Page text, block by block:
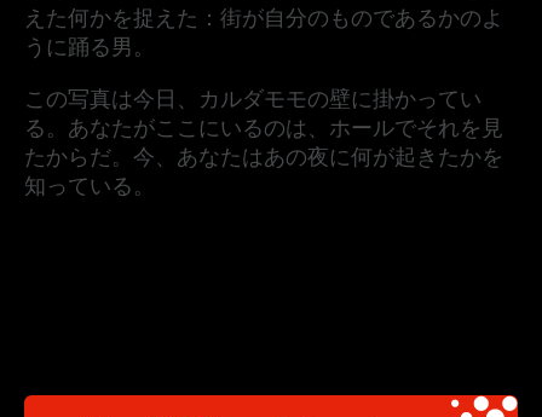
えた何かを捉えた：街が自分のものであるかのよ
うに踊る男。
この写真は今日、カルダモモの壁に掛かってい
る。あなたがここにいるのは、ホールでそれを見
たからだ。今、あなたはあの夜に何が起きたかを
知っている。